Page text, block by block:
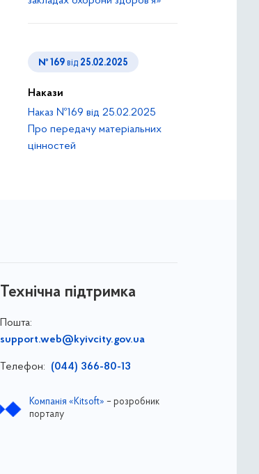
№ 169 від 25.02.2025
Накази
Наказ №169 від 25.02.2025
Про передачу матеріальних
цінностей
Технічна підтримка
Пошта:
support.web@kyivcity.gov.ua
Телефон: (044) 366-80-13
Компанія «Kitsoft» – розробник
порталу